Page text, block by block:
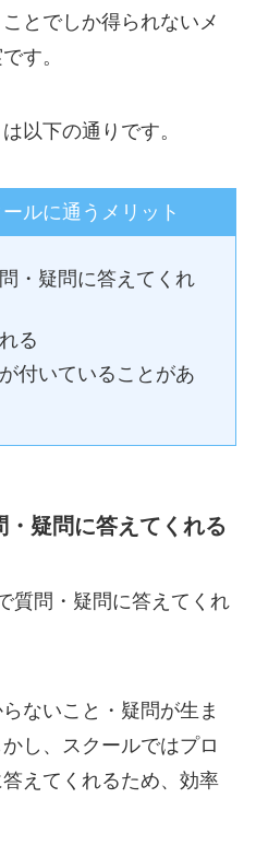
とでしか得られないメ
す。
以下の通りです。
ルに通うメリット
・疑問に答えてくれ
る
付いていることがあ
疑問に答えてくれる
質問・疑問に答えてくれ
ないこと・疑問が生ま
し、スクールではプロ
えてくれるため、効率